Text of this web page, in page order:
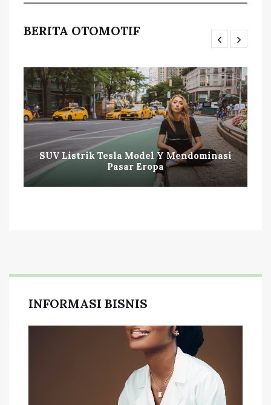
BERITA OTOMOTIF
SUV Listrik Tesla Model Y Mendominasi
Pasar Eropa
INFORMASI BISNIS